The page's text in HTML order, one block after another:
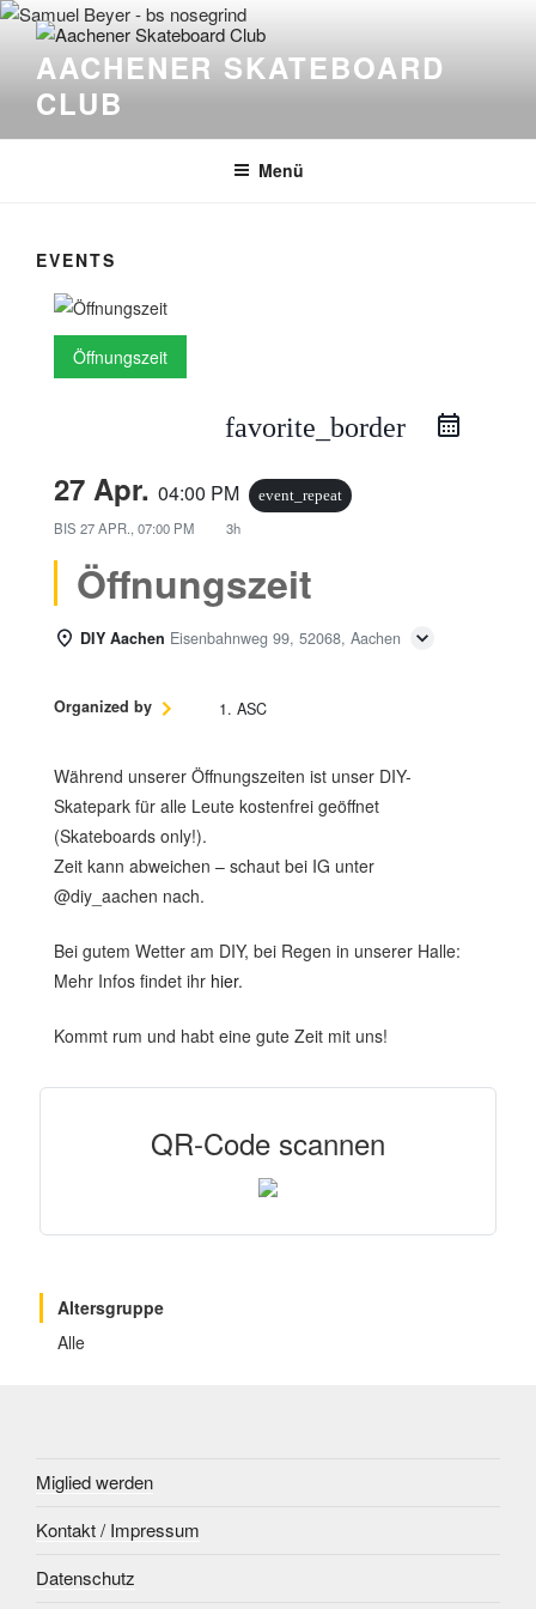
Zum
Inhalt
springenAACHENER SKATEBOARD
CLUB
Menü
EVENTS
Öffnungszeit
favorite_border
27 Apr. 04:00 PM event_repeat
BIS 27 APR., 07:00 PM 3h
Öffnungszeit
DIY Aachen Eisenbahnweg 99, 52068, Aachen
Organized by 1. ASC
Während unserer Öffnungszeiten ist unser DIY-
Skatepark für alle Leute kostenfrei geöffnet
(Skateboards only!).
Zeit kann abweichen – schaut bei IG unter
@diy_aachen nach.
Bei gutem Wetter am DIY, bei Regen in unserer Halle:
Mehr Infos findet ihr hier.
Kommt rum und habt eine gute Zeit mit uns!
QR-Code scannen
Altersgruppe
Alle
Miglied werden
Kontakt / Impressum
Datenschutz